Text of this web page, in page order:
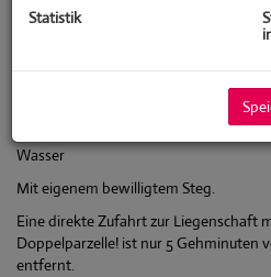
Wasser
Mit eigenem bewilligtem Steg.
Eine direkte Zufahrt zur Liegenschaft
Doppelparzelle! ist nur 5 Gehminuten
entfernt.
Statistik